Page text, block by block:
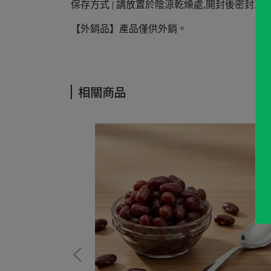
保存方式 | 請放置於陰涼乾燥處,開封後密封冷
【外銷品】產品僅供外銷。
相關商品